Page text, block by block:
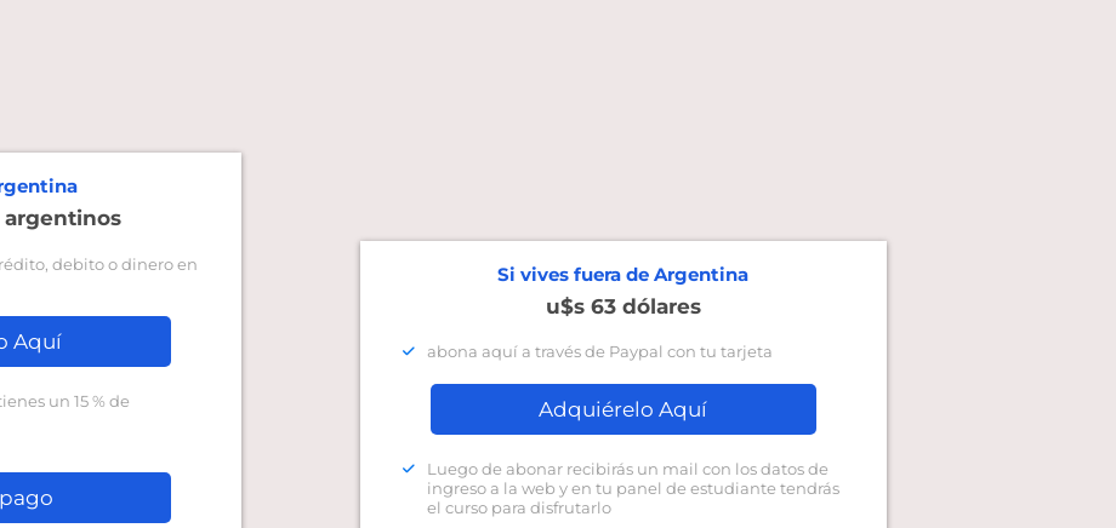
argentinos
debito o dinero en
Aquí
un 15 % de
Si vives fuera de Argentina
u$s 63 dólares
abona aquí a través de Paypal con tu tarjeta
Adquiérelo Aquí
Luego de abonar recibirás un mail con los datos de
ingreso a la web y en tu panel de estudiante tendrás
el curso para disfrutarlo